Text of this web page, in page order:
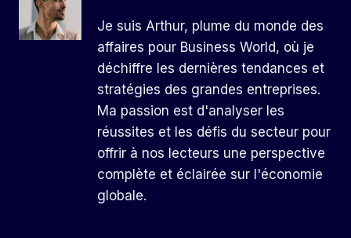
Je suis Arthur, plume du monde des
affaires pour Business World, où je
déchiffre les dernières tendances et
stratégies des grandes entreprises.
Ma passion est d'analyser les
réussites et les défis du secteur pour
offrir à nos lecteurs une perspective
complète et éclairée sur l'économie
globale.